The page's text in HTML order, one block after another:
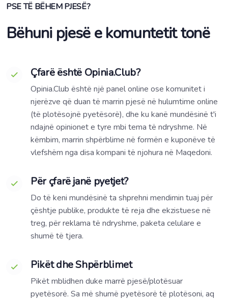
PSE TË BËHEM PJESË?
Bëhuni pjesë e komuntetit tonë
Çfarë është Opinia.Club?
Opinia.Club është një panel online ose komunitet i
njerëzve që duan të marrin pjesë në hulumtime online
(të plotësojnë pyetësorë), dhe ku kanë mundësinë t'i
ndajnë opinionet e tyre mbi tema të ndryshme. Në
këmbim, marrin shpërblime në formën e kuponëve të
vlefshëm nga disa kompani të njohura në Maqedoni.
Për çfarë janë pyetjet?
Do të keni mundësinë ta shprehni mendimin tuaj për
çështje publike, produkte të reja dhe ekzistuese në
treg, për reklama të ndryshme, paketa celulare e
shumë të tjera.
Pikët dhe Shpërblimet
Pikët mblidhen duke marrë pjesë/plotësuar
pyetësorë. Sa më shumë pyetësorë të plotësoni, aq